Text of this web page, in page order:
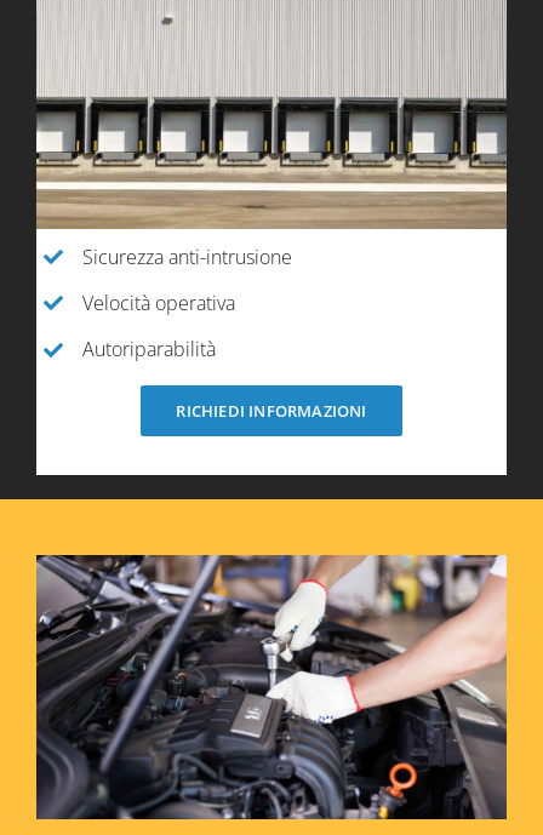
Sicurezza anti-intrusione
Velocità operativa
Autoriparabilità
RICHIEDI INFORMAZIONI